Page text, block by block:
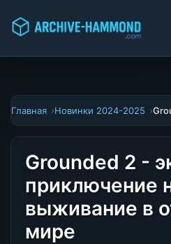
Главная Новинки 2024-2025
Grounded 2 -
приключение
выживание в
мире